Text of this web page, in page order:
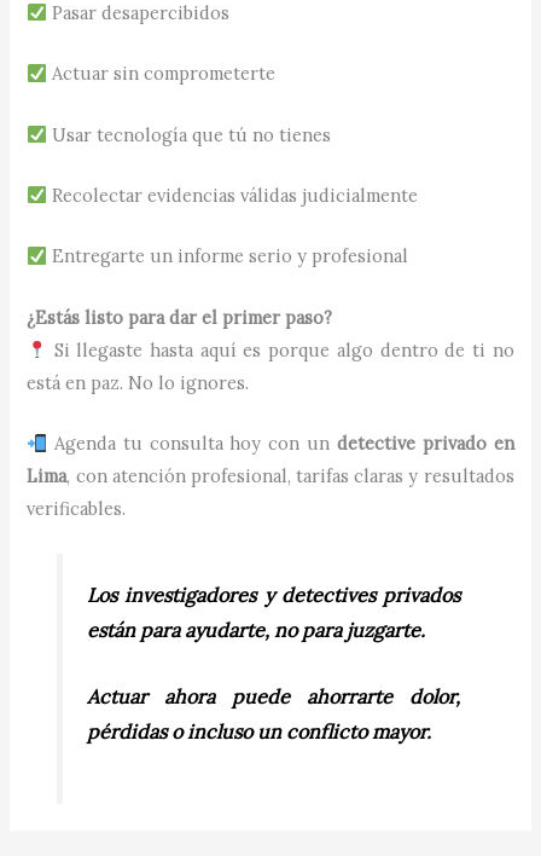
Pasar desapercibidos
Actuar sin comprometerte
Usar tecnología que tú no tienes
Recolectar evidencias válidas judicialmente
Entregarte un informe serio y profesional
¿Estás listo para dar el primer paso?
Si llegaste hasta aquí es porque algo dentro de ti no
está en paz. No lo ignores.
Agenda tu consulta hoy con un detective privado en
Lima, con atención profesional, tarifas claras y resultados
verificables.
Los investigadores y detectives privados
están para ayudarte, no para juzgarte.
Actuar ahora puede ahorrarte dolor,
pérdidas o incluso un conflicto mayor.